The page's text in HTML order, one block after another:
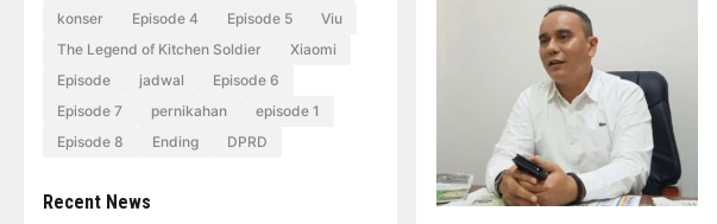
konser
Episode 4 Episode 5
Viu
The Legend of Kitchen Soldier
Xiaomi
Episode
jadwal
Episode 6
Episode 7
pernikahan
episode 1
Episode 8
Ending DPRD
Recent News